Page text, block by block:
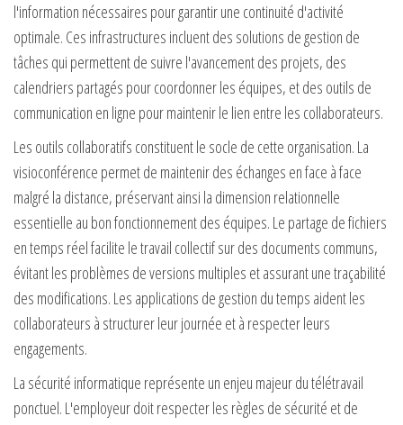
l'information nécessaires pour garantir une continuité d'activité
optimale. Ces infrastructures incluent des solutions de gestion de
tâches qui permettent de suivre l'avancement des projets, des
calendriers partagés pour coordonner les équipes, et des outils de
communication en ligne pour maintenir le lien entre les collaborateurs.
Les outils collaboratifs constituent le socle de cette organisation. La
visioconférence permet de maintenir des échanges en face à face
malgré la distance, préservant ainsi la dimension relationnelle
essentielle au bon fonctionnement des équipes. Le partage de fichiers
en temps réel facilite le travail collectif sur des documents communs,
évitant les problèmes de versions multiples et assurant une traçabilité
des modifications. Les applications de gestion du temps aident les
collaborateurs à structurer leur journée et à respecter leurs
engagements.
La sécurité informatique représente un enjeu majeur du télétravail
ponctuel. L'employeur doit respecter les règles de sécurité et de